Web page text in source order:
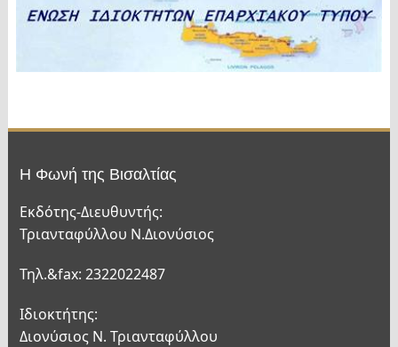
Η Φωνή της Βισαλτίας
Εκδότης-Διευθυντής:
Τριανταφύλλου Ν.Διονύσιος
Τηλ.&fax: 2322022487
Ιδιοκτήτης:
Διονύσιος Ν. Τριανταφύλλου